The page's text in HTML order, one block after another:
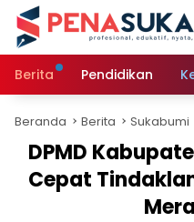
Langsung
konten
Berita
Pendidikan
Beranda Berita Sukabumi
DPMD
Cepat